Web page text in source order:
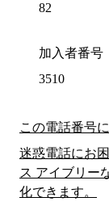
82
加入者番号
3510
この電話番号
迷惑電話にお
ス アイブリー
化できます。